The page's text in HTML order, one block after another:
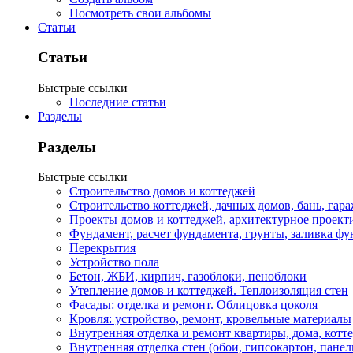
Посмотреть свои альбомы
Статьи
Статьи
Быстрые ссылки
Последние статьи
Разделы
Разделы
Быстрые ссылки
Строительство домов и коттеджей
Строительство коттеджей, дачных домов, бань,
Проекты домов и коттеджей, архитектурное
Фундамент, расчет фундамента, грунты, заливка
Перекрытия
Устройство пола
Бетон, ЖБИ, кирпич, газоблоки, пеноблоки
Утепление домов и коттеджей. Теплоизоляция стен
Фасады: отделка и ремонт. Облицовка цоколя
Кровля: устройство, ремонт, кровельные материалы
Внутренняя отделка и ремонт квартиры, дома,
Внутренняя отделка стен (обои, гипсокартон,